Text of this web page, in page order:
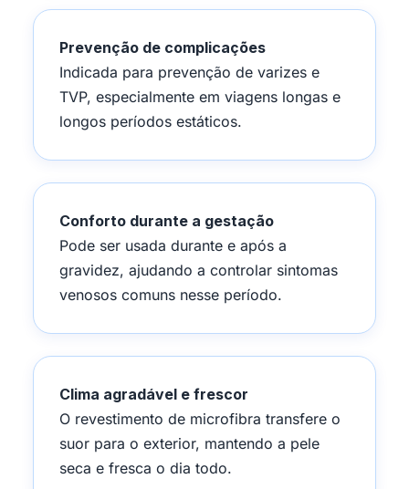
Prevenção de complicações
Indicada para prevenção de varizes e
TVP, especialmente em viagens longas e
longos períodos estáticos.
Conforto durante a gestação
Pode ser usada durante e após a
gravidez, ajudando a controlar sintomas
venosos comuns nesse período.
Clima agradável e frescor
O revestimento de microfibra transfere o
suor para o exterior, mantendo a pele
seca e fresca o dia todo.